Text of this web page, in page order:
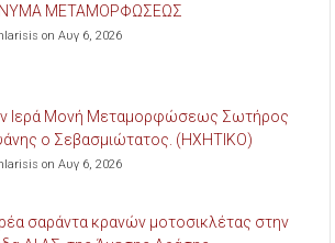
ΜΕΤΑΜΟΡΦΩΣΕΩΣ
on Αυγ 6, 2026
Ιερά Μονή Μεταμορφώσεως Σωτήρος
ο Σεβασμιώτατος. (ΗΧΗΤΙΚΟ)
on Αυγ 6, 2026
σαράντα κρανών μοτοσικλέτας στην